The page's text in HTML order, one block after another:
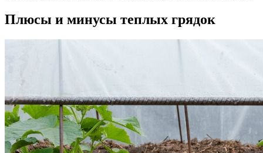
Плюсы и минусы теплых грядок